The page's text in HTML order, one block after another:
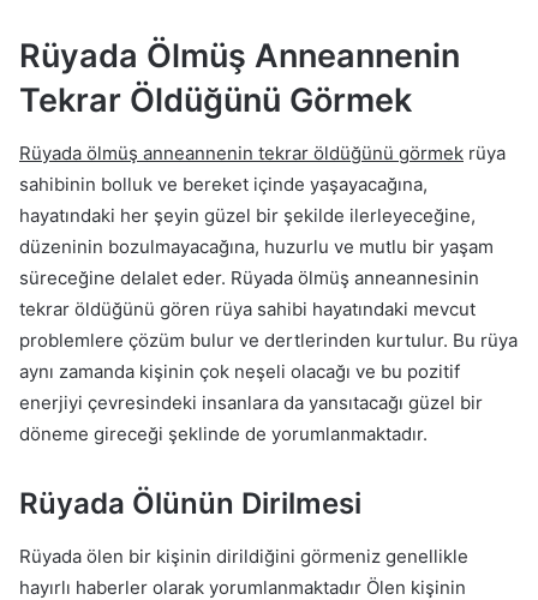
Rüyada Ölmüş Anneannenin
Tekrar Öldüğünü Görmek
Rüyada ölmüş anneannenin tekrar öldüğünü görmek rüya
sahibinin bolluk ve bereket içinde yaşayacağına,
hayatındaki her şeyin güzel bir şekilde ilerleyeceğine,
düzeninin bozulmayacağına, huzurlu ve mutlu bir yaşam
süreceğine delalet eder. Rüyada ölmüş anneannesinin
tekrar öldüğünü gören rüya sahibi hayatındaki mevcut
problemlere çözüm bulur ve dertlerinden kurtulur. Bu rüya
aynı zamanda kişinin çok neşeli olacağı ve bu pozitif
enerjiyi çevresindeki insanlara da yansıtacağı güzel bir
döneme gireceği şeklinde de yorumlanmaktadır.
Rüyada Ölünün Dirilmesi
Rüyada ölen bir kişinin dirildiğini görmeniz genellikle
hayırlı haberler olarak yorumlanmaktadır Ölen kişinin